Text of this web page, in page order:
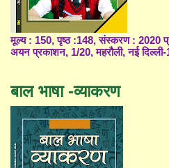
मूल्य : 150, पृष्ठ :148, संस्करण : 2020
अयन प्रकाशन, 1/20, महरौली, नई
बाल भाषा -व्याकरण